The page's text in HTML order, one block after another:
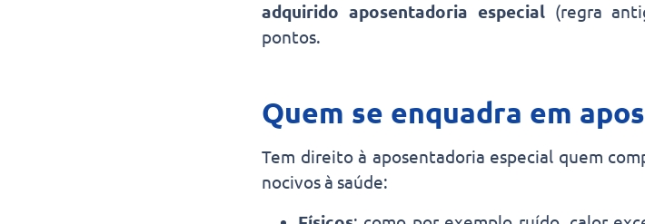
adquirido aposentadoria especial (regra
pontos.
Quem se enquadra em
Tem direito à aposentadoria especial quem
nocivos à saúde: